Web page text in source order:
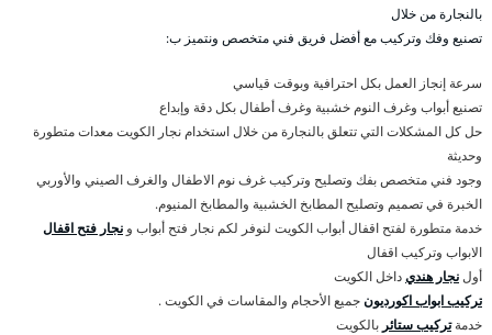
بالنجارة من خلال
تصنيع وفك وتركيب مع أفضل فريق فني متخصص ونتميز ب:
سرعة إنجاز العمل بكل احترافية وبوقت قياسي
تصنيع أبواب وغرف النوم خشبية وغرف أطفال بكل دقة وإبداع
حل كل المشكلات التي تتعلق بالنجارة من خلال استخدام نجار الكويت معدات متطورة
وحديثة
وجود فني متخصص بفك وتصليح وتركيب غرف نوم الاطفال والغرف الصيني والأوربي
الخبرة في تصميم وتصليح المطابخ الخشبية والمطابخ المنيوم.
خدمة متطورة لفتح اقفال أبواب الكويت لنوفر لكم نجار فتح أبواب و نجار فتح اقفال
الابواب وتركيب اقفال
أولنجار هنديداخل الكويت
تركيب ابواب اكورديونجميع الأحجام والمقاسات في الكويت .
خدمةتركيب ستائر بالكويت